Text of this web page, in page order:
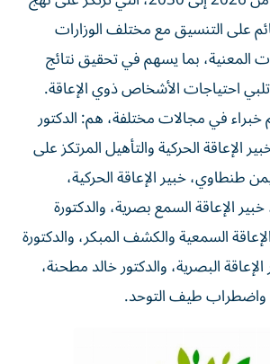
على التنسيق مع مختلف الوزارات
المعنية، بما يسهم في تحقيق نتائج
احتياجات الأشخاص ذوي الإعاقة.
خبراء في مجالات مختلفة، هم: الدكتور
الإعاقة الحركية والتأهيل المرتكز على
طنطاوي، خبير الإعاقة الحركية،
الإعاقة السمع بصرية، والدكتورة
السمعية والكشف المبكر، والدكتورة
البصرية، والدكتور خالد مطحنة،
واضطراب طيف التوحد.